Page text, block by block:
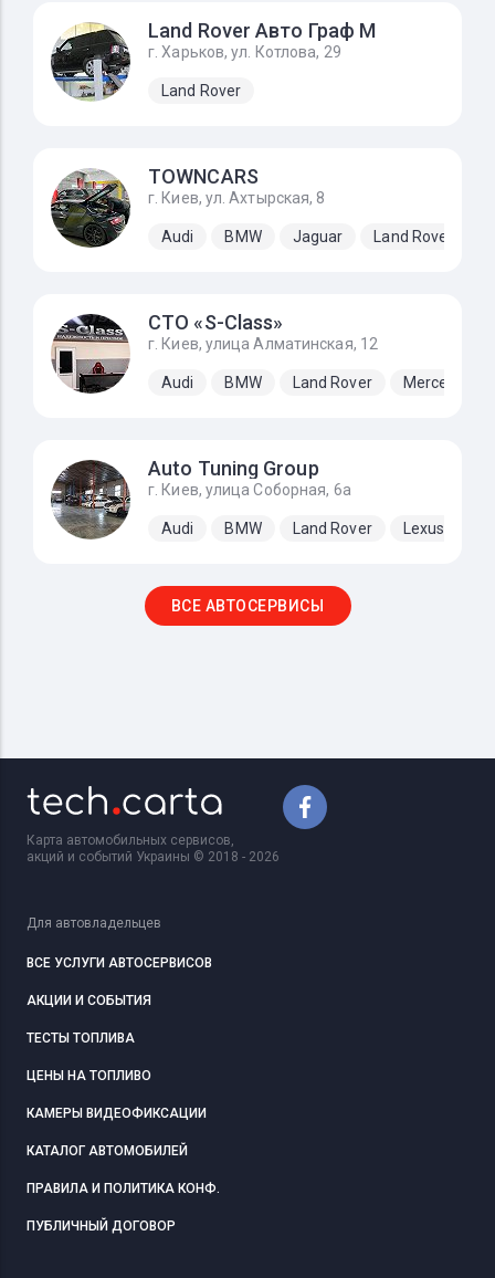
Land Rover Авто Граф М
г. Харьков, ул. Котлова, 29
Land Rover
TOWNCARS
г. Киев, ул. Ахтырская, 8
Audi BMW Jaguar Land Rover
СТО «S-Class»
г. Киев, улица Алматинская, 12
Audi BMW Land Rover Mercedes-
Auto Tuning Group
г. Киев, улица Соборная, 6а
Audi BMW Land Rover Lexus
ВСЕ АВТОСЕРВИСЫ
Карта автомобильных сервисов,
акций и событий Украины © 2018 - 2026
Для автовладельцев
ВСЕ УСЛУГИ АВТОСЕРВИСОВ
АКЦИИ И СОБЫТИЯ
ТЕСТЫ ТОПЛИВА
ЦЕНЫ НА ТОПЛИВО
КАМЕРЫ ВИДЕОФИКСАЦИИ
КАТАЛОГ АВТОМОБИЛЕЙ
ПРАВИЛА И ПОЛИТИКА КОНФ.
ПУБЛИЧНЫЙ ДОГОВОР